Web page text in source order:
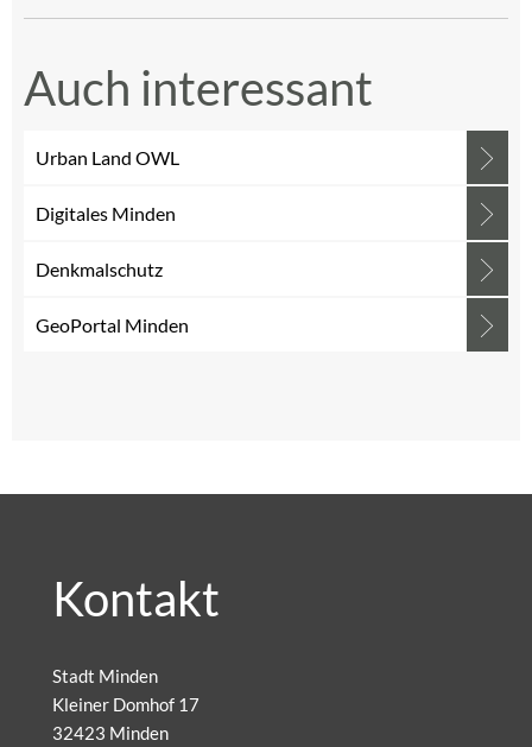
Auch interessant
Urban Land OWL
Digitales Minden
Denkmalschutz
GeoPortal Minden
Kontakt
Stadt Minden
Kleiner Domhof 17
32423 Minden